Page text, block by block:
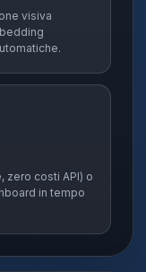
visiva
zero costi API) o
in tempo